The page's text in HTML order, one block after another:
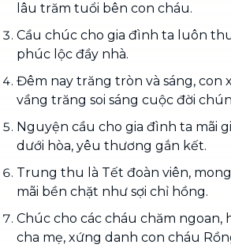
lâu trăm tuổi bên con cháu.
Cầu chúc cho gia đình ta luôn
phúc lộc đầy nhà.
Đêm nay trăng tròn và sáng, con
vầng trăng soi sáng cuộc đời
Nguyện cầu cho gia đình ta mãi
dưới hòa, yêu thương gắn kết.
Trung thu là Tết đoàn viên,
mãi bền chặt như sợi chỉ hồng.
Chúc cho các cháu chăm ngoan,
cha mẹ, xứng danh con cháu